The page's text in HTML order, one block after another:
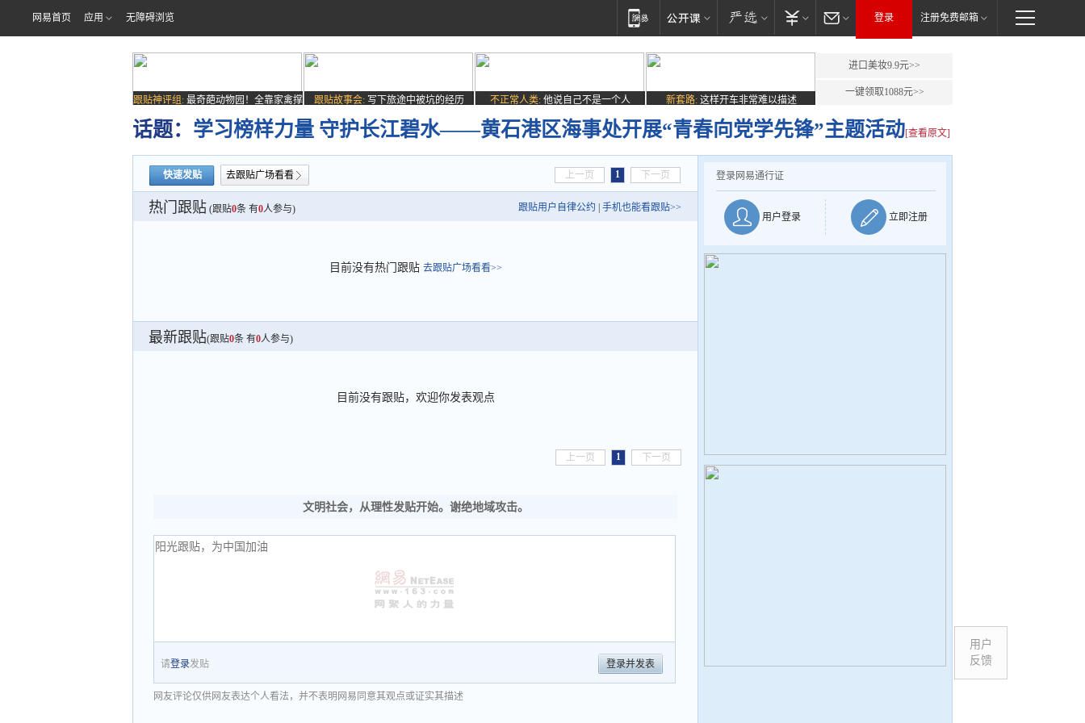
网易首页 应用 无障碍浏览 登录 注册免费邮箱
跟贴神评组: 最奇葩动物园！全靠家禽撑
场子
跟贴故事会: 写下旅途中被坑的经历 不正常人类: 他说自己不是一个人 新套路: 这样开车非常难以描述
进口美妆9.9元>>
一键领取1088元>>
话题： 学习榜样力量 守护长江碧水——黄石港区海事处开展“青春向党学先锋”主题活动[查看原文]
快速发贴 去跟贴广场看看 上一页 1 下一页
热门跟贴 (跟贴0条 有0人参与) 跟贴用户自律公约 手机也能看跟贴>>
目前没有热门跟贴 去跟贴广场看看>>
最新跟贴(跟贴0条 有0人参与)
目前没有跟贴，欢迎你发表观点
上一页 1 下一页
文明社会，从理性发贴开始。谢绝地域攻击。
请登录发贴 登录并发表
网友评论仅供网友表达个人看法，并不表明网易同意其观点或证实其描述
登录网易通行证
用户登录 立即注册
用户
反馈